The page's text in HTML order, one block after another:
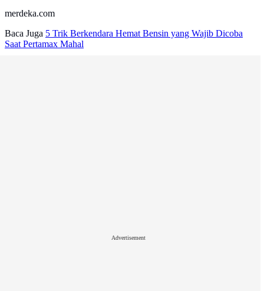
merdeka.com
Baca Juga 5 Trik Berkendara Hemat Bensin yang Wajib Dicoba
Saat Pertamax Mahal
Advertisement